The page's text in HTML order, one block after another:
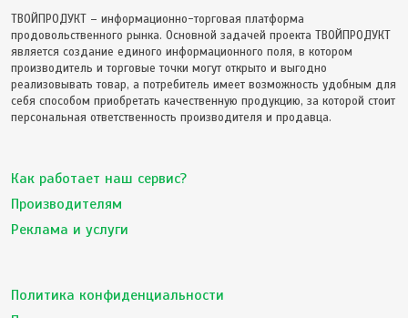
ТВОЙПРОДУКТ – информационно-торговая платформа
продовольственного рынка. Основной задачей проекта ТВОЙПРОДУКТ
является создание единого информационного поля, в котором
производитель и торговые точки могут открыто и выгодно
реализовывать товар, а потребитель имеет возможность удобным для
себя способом приобретать качественную продукцию, за которой стоит
персональная ответственность производителя и продавца.
Как работает наш сервис?
Производителям
Реклама и услуги
Политика конфиденциальности